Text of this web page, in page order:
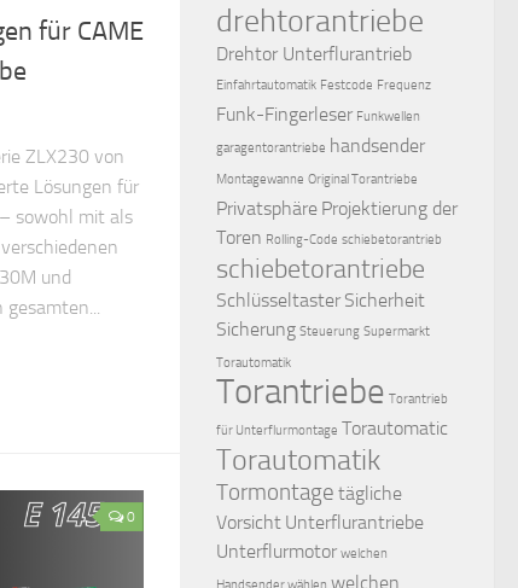
für CAME
ZLX230 von
Lösungen für
sowohl mit als
und
gesamten...
0
drehtorantriebe
Drehtor Unterflurantrieb
Einfahrtautomatik Festcode Frequenz
Funk-Fingerleser Funkwellen
garagentorantriebe handsender
Montagewanne Original Torantriebe
Privatsphäre Projektierung der
Toren Rolling-Code schiebetorantrieb
schiebetorantriebe
Schlüsseltaster Sicherheit
Sicherung Steuerung Supermarkt
Torautomatik
Torantriebe Torantrieb
für Unterflurmontage Torautomatic
Torautomatik
Tormontage tägliche
Vorsicht Unterflurantriebe
Unterflurmotor welchen
welchen